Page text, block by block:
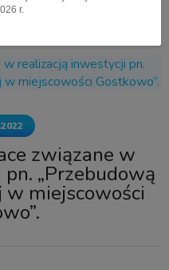
związane w
„Przebudową
miejscowości
r.